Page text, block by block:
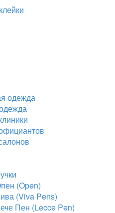
одежда
(Open)
(Viva Pens)
Пен (Lecce Pen)